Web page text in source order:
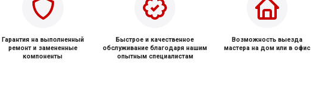
Гарантия на выполненный
ремонт и замененные
компоненты
Быстрое и качественное
обслуживание благодаря нашим
опытным специалистам
Возможность выезда
мастера на дом или в офис